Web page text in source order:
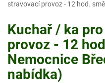
stravovací provoz - 12 hod.
Kuchař / ka
provoz - 12
Nemocnice
nabídka)